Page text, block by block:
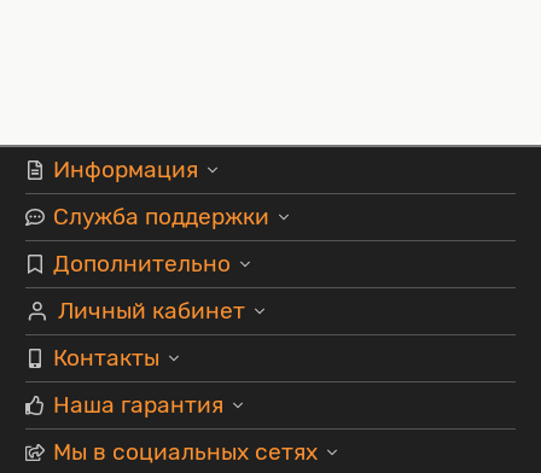
Информация
Служба поддержки
Дополнительно
Личный кабинет
Контакты
Наша гарантия
Мы в социальных сетях